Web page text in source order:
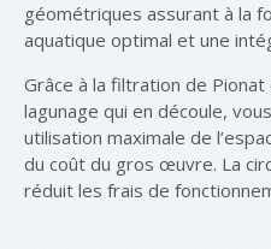
géométriques assurant à la
aquatique optimal et une
Grâce à la filtration de
lagunage qui en découle,
utilisation maximale de
du coût du gros œuvre. La
réduit les frais de